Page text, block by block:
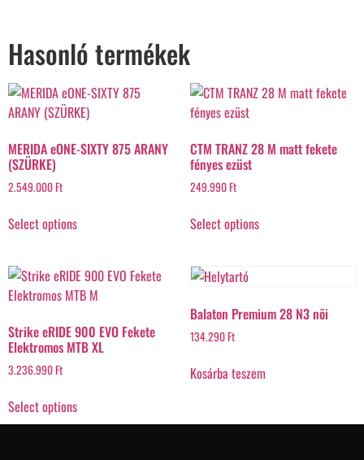
Hasonló termékek
MERIDA eONE-SIXTY 875 ARANY
(SZÜRKE)
2.549.000Ft
Select options
CTM TRANZ 28 M matt fekete
fényes ezüst
249.990Ft
Select options
Strike eRIDE 900 EVO Fekete
Elektromos MTB XL
3.236.990Ft
Select options
Balaton Premium 28 N3 nõi
134.290Ft
Kosárba teszem